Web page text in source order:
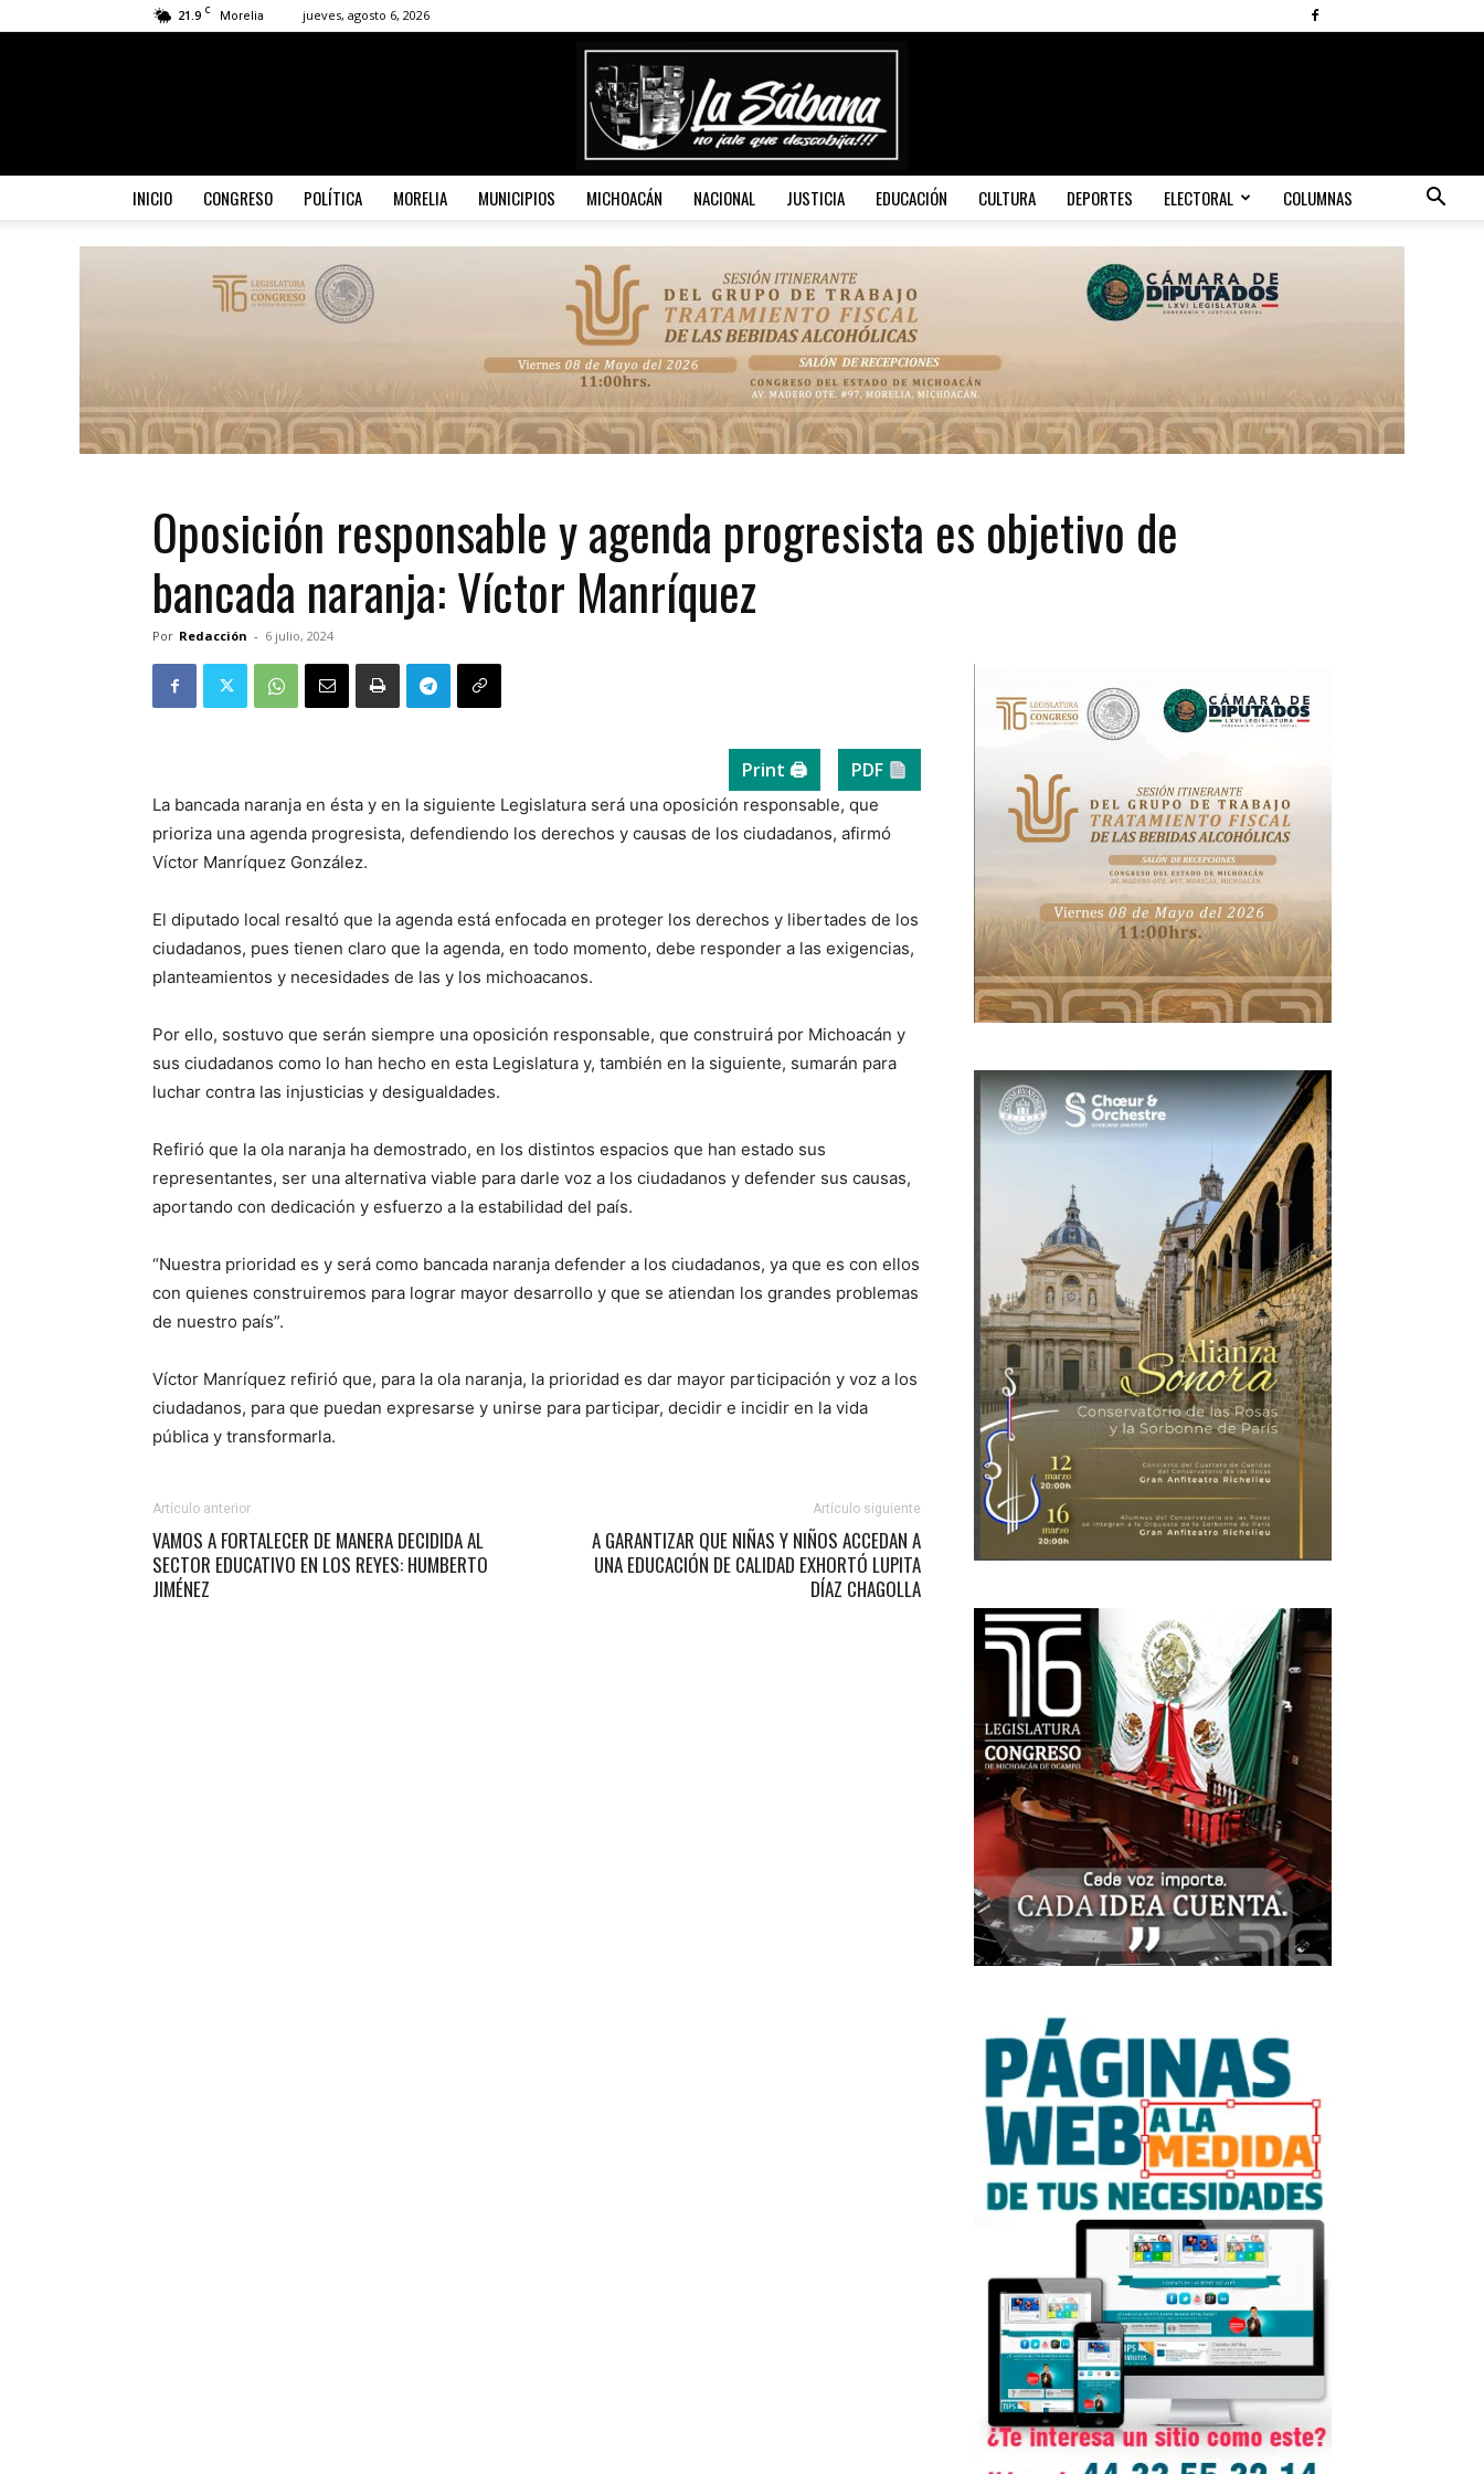
21.9 C Morelia jueves, agosto 6, 2026
Sábana
INICIO CONGRESO POLÍTICA MORELIA MUNICIPIOS MICHOACÁN NACIONAL JUSTICIA EDUCACIÓN CULTURA DEPORTES ELECTORAL COLUMNAS
Oposición responsable y agenda progresista es objetivo de
bancada naranja: Víctor Manríquez
Por Redacción - 6 julio, 2024
Print 🖨 PDF
La bancada naranja en ésta y en la siguiente Legislatura será una oposición responsable, que
prioriza una agenda progresista, defendiendo los derechos y causas de los ciudadanos, afirmó
Víctor Manríquez González.
El diputado local resaltó que la agenda está enfocada en proteger los derechos y libertades de los
ciudadanos, pues tienen claro que la agenda, en todo momento, debe responder a las exigencias,
planteamientos y necesidades de las y los michoacanos.
Por ello, sostuvo que serán siempre una oposición responsable, que construirá por Michoacán y
sus ciudadanos como lo han hecho en esta Legislatura y, también en la siguiente, sumarán para
luchar contra las injusticias y desigualdades.
Refirió que la ola naranja ha demostrado, en los distintos espacios que han estado sus
representantes, ser una alternativa viable para darle voz a los ciudadanos y defender sus causas,
aportando con dedicación y esfuerzo a la estabilidad del país.
“Nuestra prioridad es y será como bancada naranja defender a los ciudadanos, ya que es con ellos
con quienes construiremos para lograr mayor desarrollo y que se atiendan los grandes problemas
de nuestro país”.
Víctor Manríquez refirió que, para la ola naranja, la prioridad es dar mayor participación y voz a los
ciudadanos, para que puedan expresarse y unirse para participar, decidir e incidir en la vida
pública y transformarla.
Artículo anterior
VAMOS A FORTALECER DE MANERA DECIDIDA AL
SECTOR EDUCATIVO EN LOS REYES: HUMBERTO
JIMÉNEZ
Artículo siguiente
A GARANTIZAR QUE NIÑAS Y NIÑOS ACCEDAN A
UNA EDUCACIÓN DE CALIDAD EXHORTÓ LUPITA
DÍAZ CHAGOLLA